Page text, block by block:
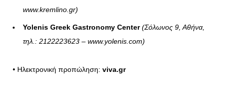
www.kremlino.gr)
Yolenis Greek Gastronomy Center(Σόλωνος 9, Αθήνα,
τηλ.: 2122223623 – www.yolenis.com)
• Ηλεκτρονική προπώληση: viva.gr